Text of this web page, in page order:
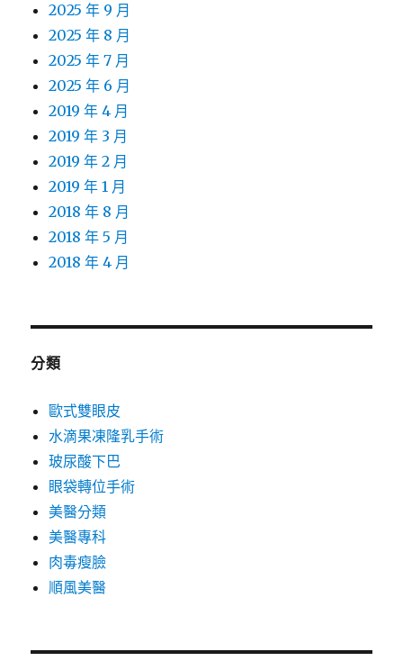
2025 年 9 月
2025 年 8 月
2025 年 7 月
2025 年 6 月
2019 年 4 月
2019 年 3 月
2019 年 2 月
2019 年 1 月
2018 年 8 月
2018 年 5 月
2018 年 4 月
分類
歐式雙眼皮
水滴果凍隆乳手術
玻尿酸下巴
眼袋轉位手術
美醫分類
美醫專科
肉毒瘦臉
順風美醫